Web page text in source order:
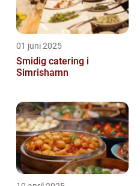
01 juni 2025
Smidig catering i
Simrishamn